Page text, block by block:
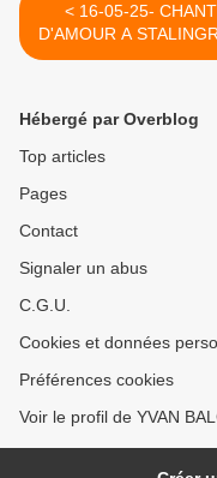
< 16-05-25- CHANT
D'AMOUR A
(PABLO NERUDA)
Hébergé par Overblog
Top articles
Pages
Contact
Signaler un abus
C.G.U.
Cookies et données
Préférences cookies
Voir le profil de YVAN